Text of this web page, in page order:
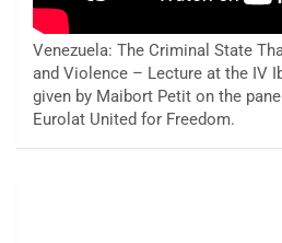
Venezuela: The Criminal State
and Violence – Lecture at the IV
given by Maibort Petit on the
Eurolat United for Freedom.